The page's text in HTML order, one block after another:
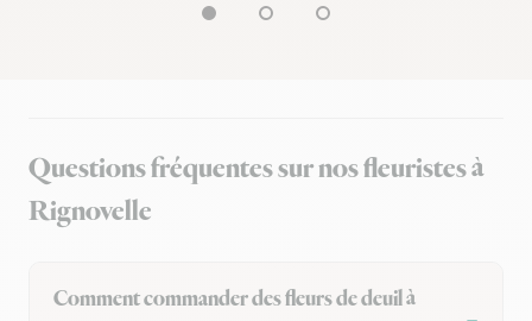
Questions fréquentes sur nos fleuristes à
Rignovelle
Comment commander des fleurs de deuil à